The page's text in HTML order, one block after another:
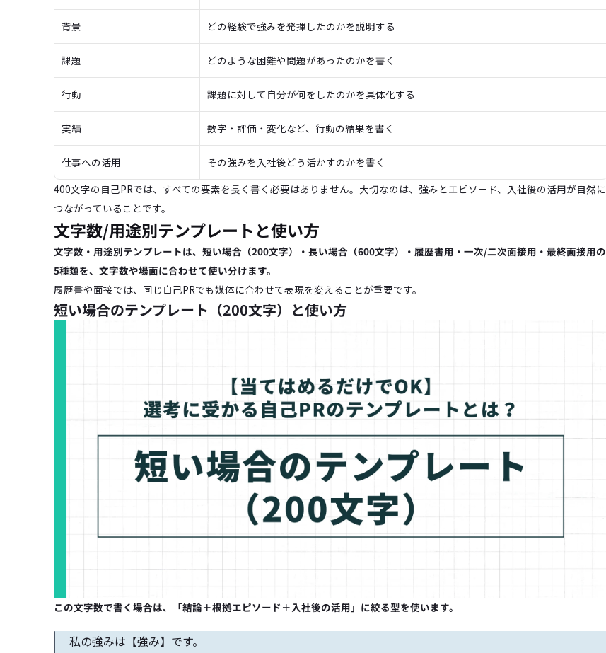
背景 どの経験で強みを発揮したのかを説明する
課題 どのような困難や問題があったのかを書く
行動 課題に対して自分が何をしたのかを具体化する
実績 数字・評価・変化など、行動の結果を書く
仕事への活用
その強みを入社後どう活かすのかを書く
400文字の自己PRでは、すべての要素を長く書く必要はありません。大切なのは、強みとエピソード、入社後の活用が自然に
つながっていることです。
文字数/用途別テンプレートと使い方
文字数・用途別テンプレートは、短い場合（200文字）・長い場合（600文字）・履歴書用・一次/二次面接用・最終面接用の
5種類を、文字数や場面に合わせて使い分けます。
履歴書や面接では、同じ自己PRでも媒体に合わせて表現を変えることが重要です。
短い場合のテンプレート（200文字）と使い方
この文字数で書く場合は、「結論＋根拠エピソード＋入社後の活用」に絞る型を使います。
私の強みは【強み】です。